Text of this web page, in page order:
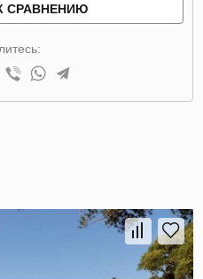
СРАВНЕНИЮ